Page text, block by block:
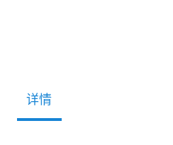
详情